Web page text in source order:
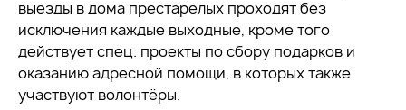
выезды в дома престарелых проходят без
исключения каждые выходные, кроме того
действует спец. проекты по сбору подарков и
оказанию адресной помощи, в которых также
участвуют волонтёры.